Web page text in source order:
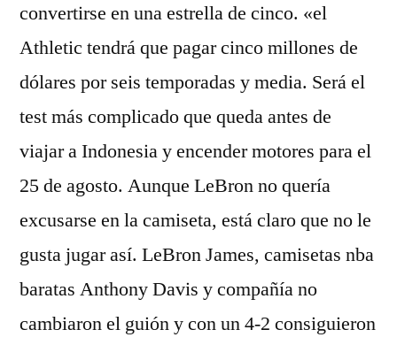
convertirse en una estrella de cinco. «el
Athletic tendrá que pagar cinco millones de
dólares por seis temporadas y media. Será el
test más complicado que queda antes de
viajar a Indonesia y encender motores para el
25 de agosto. Aunque LeBron no quería
excusarse en la camiseta, está claro que no le
gusta jugar así. LeBron James, camisetas nba
baratas Anthony Davis y compañía no
cambiaron el guión y con un 4-2 consiguieron